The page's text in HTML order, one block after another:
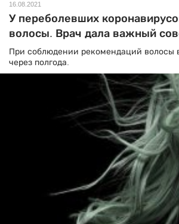
16.08.2021
У переболевших
волосы. Врач дала важный
При соблюдении рекомендаций волосы
через полгода.